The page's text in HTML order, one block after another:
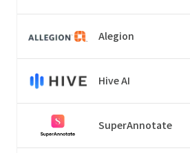
Alegion
Hive AI
SuperAnnotate